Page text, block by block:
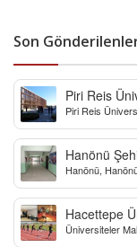
Son
Piri Reis
Piri Reis
Hanönü
Hanönü,
Hacettepe
Üniversiteler